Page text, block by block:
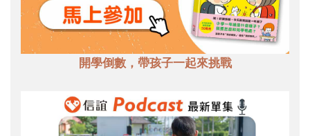
開學倒數，帶孩子一起來挑戰